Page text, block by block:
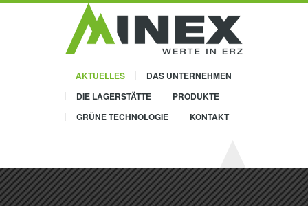
AKTUELLES
DAS UNTERNEHMEN
DIE LAGERSTÄTTE
PRODUKTE
GRÜNE TECHNOLOGIE
KONTAKT